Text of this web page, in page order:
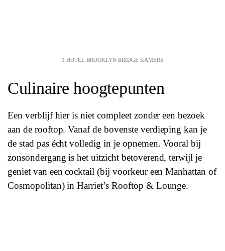
1 HOTEL BROOKLYN BRIDGE KAMERS
Culinaire hoogtepunten
Een verblijf hier is niet compleet zonder een bezoek
aan de rooftop. Vanaf de bovenste verdieping kan je
de stad pas écht volledig in je opnemen. Vooral bij
zonsondergang is het uitzicht betoverend, terwijl je
geniet van een cocktail (bij voorkeur een Manhattan of
Cosmopolitan) in Harriet’s Rooftop & Lounge.